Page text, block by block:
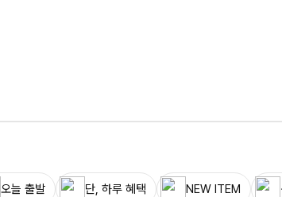
오늘 출발 단, 하루 혜택 NEW ITEM